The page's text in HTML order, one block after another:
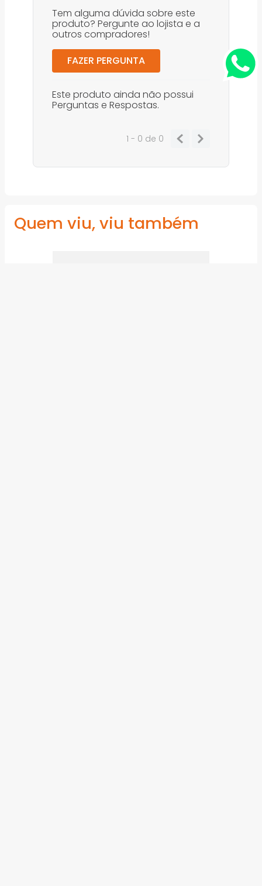
Tem alguma dúvida sobre este
produto? Pergunte ao lojista e a
outros compradores!
FAZER PERGUNTA
Este produto ainda não possui
Perguntas e Respostas.
1 - 0 de 0
Quem viu, viu também